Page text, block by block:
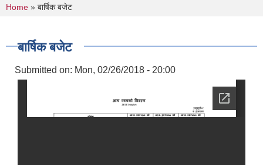
You are here
Home » बार्षिक बजेट
बार्षिक बजेट
Submitted on: Mon, 02/26/2018 - 20:00